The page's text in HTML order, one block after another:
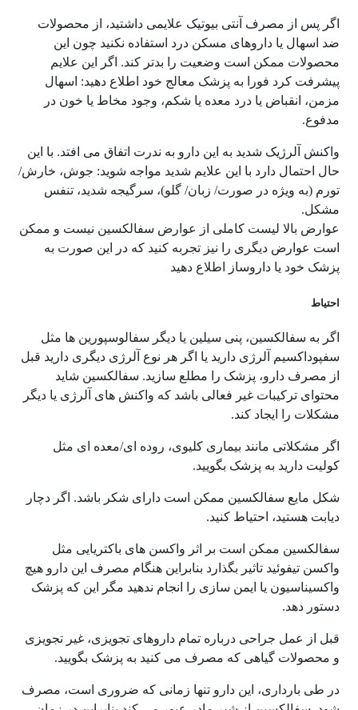
اگر پس از مصرف آنتی بیوتیک علایمی داشتید، از محصولات
ضد اسهال یا داروهای مسکن درد استفاده نکنید چون این
محصولات ممکن است وضعیت را بدتر کند. اگر این علایم
پیشرفت کرد فورا به پزشک معالج خود اطلاع دهید: اسهال
مزمن، انقباض یا درد معده یا شکم، وجود مخاط یا خون در
مدفوع.
واکنش آلرژیک شدید به این دارو به ندرت اتفاق می افتد. با این
حال احتمال دارد با این علایم شدید مواجه شوید: جوش، خارش/
تورم (به ویژه در صورت/ زبان/ گلو)، سرگیجه شدید، تنفس
مشکل.
عوارض بالا لیست کاملی از عوارض سفالکسین نیست و ممکن
است عوارض دیگری را نیز تجربه کنید که در این صورت به
پزشک خود یا داروساز اطلاع دهید
احتیاط
اگر به سفالکسین، پنی سیلین یا دیگر سفالوسپورین ها مثل
سفپوداکسیم آلرژی دارید یا اگر هر نوع آلرژی دیگری دارید قبل
از مصرف دارو، پزشک را مطلع سازید. سفالکسین شاید
محتوای ترکیبات غیر فعالی باشد که واکنش های آلرژی یا دیگر
مشکلات را ایجاد کند.
اگر مشکلاتی مانند بیماری کلیوی، روده ای/معده ای مثل
کولیت دارید به پزشک بگویید.
شکل مایع سفالکسین ممکن است دارای شکر باشد. اگر دچار
دیابت هستید، احتیاط کنید.
سفالکسین ممکن است بر اثر واکسن های باکتریایی مثل
واکسن تیفوئید تاثیر بگذارد بنابراین هنگام مصرف این دارو هیچ
واکسیناسیون یا ایمن سازی را انجام ندهید مگر این که پزشک
دستور دهد.
قبل از عمل جراحی درباره تمام داروهای تجویزی، غیر تجویزی
و محصولات گیاهی که مصرف می کنید به پزشک بگویید.
در طی بارداری، این دارو تنها زمانی که ضروری است، مصرف